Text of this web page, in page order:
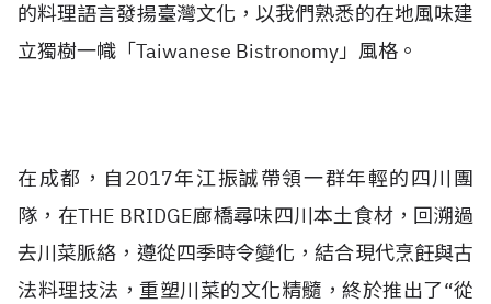
的料理語言發揚臺灣文化，以我們熟悉的在地風味建
立獨樹一幟「Taiwanese Bistronomy」風格。
在成都，自2017年江振誠帶領一群年輕的四川團
隊，在THE BRIDGE廊橋尋味四川本土食材，回溯過
去川菜脈絡，遵從四季時令變化，結合現代烹飪與古
法料理技法，重塑川菜的文化精髓，終於推出了“從